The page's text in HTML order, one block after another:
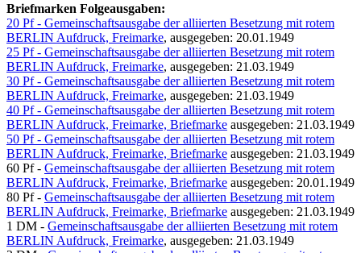
Briefmarken Folgeausgaben:
20 Pf - Gemeinschaftsausgabe der alliierten Besetzung mit rotem
BERLIN Aufdruck, Freimarke, ausgegeben: 20.01.1949
25 Pf - Gemeinschaftsausgabe der alliierten Besetzung mit rotem
BERLIN Aufdruck, Freimarke, ausgegeben: 21.03.1949
30 Pf - Gemeinschaftsausgabe der alliierten Besetzung mit rotem
BERLIN Aufdruck, Freimarke, ausgegeben: 21.03.1949
40 Pf - Gemeinschaftsausgabe der alliierten Besetzung mit rotem
BERLIN Aufdruck, Freimarke, Briefmarke ausgegeben: 21.03.1949
50 Pf - Gemeinschaftsausgabe der alliierten Besetzung mit rotem
BERLIN Aufdruck, Freimarke, Briefmarke ausgegeben: 21.03.1949
60 Pf - Gemeinschaftsausgabe der alliierten Besetzung mit rotem
BERLIN Aufdruck, Freimarke, Briefmarke ausgegeben: 20.01.1949
80 Pf - Gemeinschaftsausgabe der alliierten Besetzung mit rotem
BERLIN Aufdruck, Freimarke, Briefmarke ausgegeben: 21.03.1949
1 DM - Gemeinschaftsausgabe der alliierten Besetzung mit rotem
BERLIN Aufdruck, Freimarke, ausgegeben: 21.03.1949